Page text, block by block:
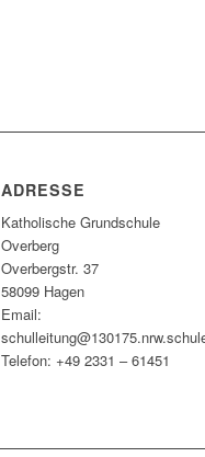
ADRESSE
Katholische Grundschule
Overberg
Overbergstr. 37
58099 Hagen
Email:
schulleitung@130175.nrw.schule
Telefon: +49 2331 – 61451